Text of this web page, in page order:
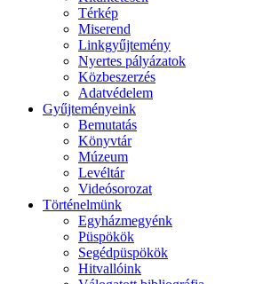
Térkép
Miserend
Linkgyűjtemény
Nyertes pályázatok
Közbeszerzés
Adatvédelem
Gyűjteményeink
Bemutatás
Könyvtár
Múzeum
Levéltár
Videósorozat
Történelmünk
Egyházmegyénk
Püspökök
Segédpüspökök
Hitvallóink